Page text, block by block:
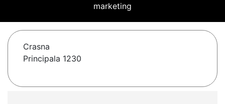
marketing
Crasna
Principala 1230